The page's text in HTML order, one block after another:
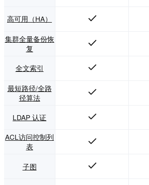
高可用（HA）
集群全量备份恢
复
全文索引
最短路径/全路
径算法
LDAP 认证
ACL访问控制列
表
子图